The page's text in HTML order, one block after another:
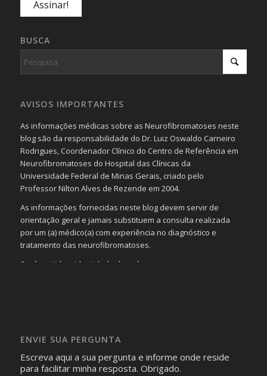
BUSCA
AVISOS IMPORTANTES
As informações médicas sobre as Neurofibromatoses neste
blog são da responsabilidade do Dr. Luiz Oswaldo Carneiro
Rodrigues, Coordenador Clínico do Centro de Referência em
Neurofibromatoses do Hospital das Clínicas da
Universidade Federal de Minas Gerais, criado pelo
Professor Nilton Alves de Rezende em 2004.
As informações fornecidas neste blog devem servir de
orientação geral e jamais substituem a consulta realizada
por um (a) médico(a) com experiência no diagnóstico e
tratamento das neurofibromatoses.
Será omitida a identidade de todas as pessoas que
identificação da pessoa fotografada.
ENVIE SUA PERGUNTA
Escreva aqui a sua pergunta e informe onde reside
para facilitar minha resposta. Obrigado.